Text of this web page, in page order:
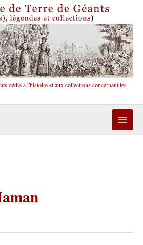
dédié à l'histoire et aux collections concernant les